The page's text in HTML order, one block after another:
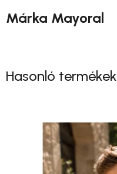
Márka Mayoral
Hasonló termékek